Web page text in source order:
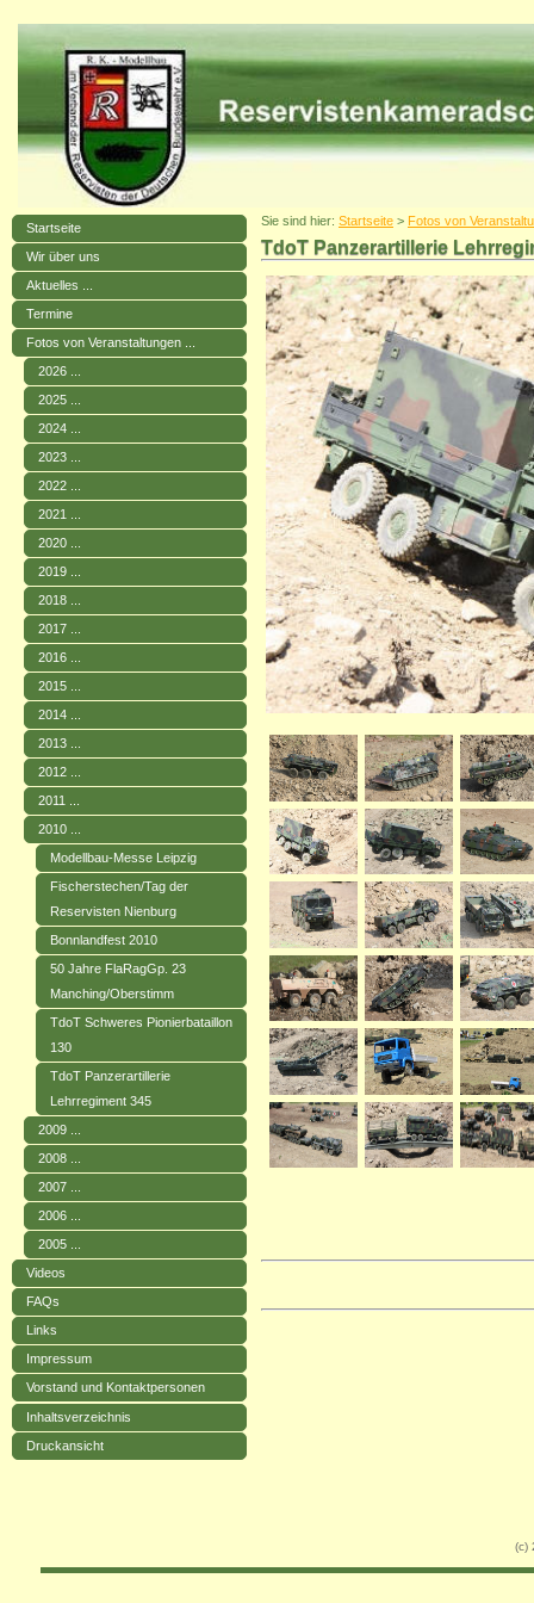
Startseite
Wir über uns
Aktuelles ...
Termine
Fotos von Veranstaltungen ...
2026 ...
2025 ...
2024 ...
2023 ...
2022 ...
2021 ...
2020 ...
2019 ...
2018 ...
2017 ...
2016 ...
2015 ...
2014 ...
2013 ...
2012 ...
2011 ...
2010 ...
Modellbau-Messe Leipzig
Fischerstechen/Tag der
Reservisten Nienburg
Bonnlandfest 2010
50 Jahre FlaRagGp. 23
Manching/Oberstimm
TdoT Schweres Pionierbataillon
130
TdoT Panzerartillerie
Lehrregiment 345
2009 ...
2008 ...
2007 ...
2006 ...
2005 ...
Videos
FAQs
Links
Impressum
Vorstand und Kontaktpersonen
Inhaltsverzeichnis
Druckansicht
Sie sind hier: Startseite > Fotos von
TdoT Panzerartillerie
(c)